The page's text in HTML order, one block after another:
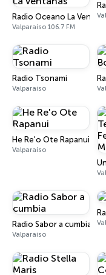
Radio Oceano La
Valparaíso 106.7 FM
Radio Tsonami
Valparaíso
He Re'o Ote Rapanui
Valparaíso
Radio Sabor a cumbia
Valparaíso